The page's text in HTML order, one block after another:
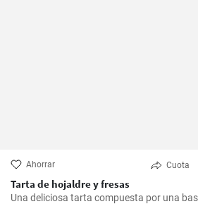
Ahorrar Cuota
Tarta de hojaldre y fresas
Una deliciosa tarta compuesta por una